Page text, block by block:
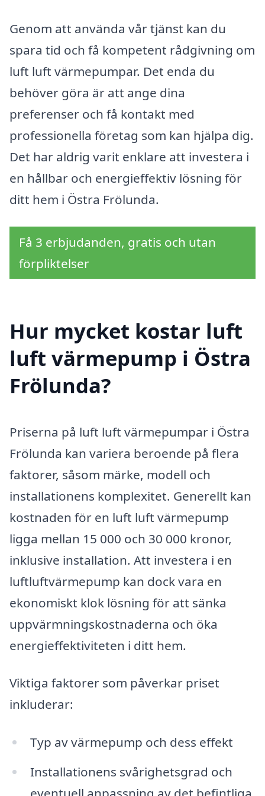
Genom att använda vår tjänst kan du
spara tid och få kompetent rådgivning om
luft luft värmepumpar. Det enda du
behöver göra är att ange dina
preferenser och få kontakt med
professionella företag som kan hjälpa dig.
Det har aldrig varit enklare att investera i
en hållbar och energieffektiv lösning för
ditt hem i Östra Frölunda.
Få 3 erbjudanden, gratis och utan
förpliktelser
Hur mycket kostar luft
luft värmepump i Östra
Frölunda?
Priserna på luft luft värmepumpar i Östra
Frölunda kan variera beroende på flera
faktorer, såsom märke, modell och
installationens komplexitet. Generellt kan
kostnaden för en luft luft värmepump
ligga mellan 15 000 och 30 000 kronor,
inklusive installation. Att investera i en
luftluftvärmepump kan dock vara en
ekonomiskt klok lösning för att sänka
uppvärmningskostnaderna och öka
energieffektiviteten i ditt hem.
Viktiga faktorer som påverkar priset
inkluderar:
Typ av värmepump och dess effekt
Installationens svårighetsgrad och